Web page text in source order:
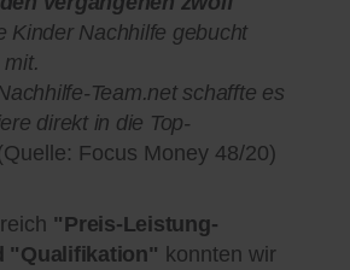
Kinder Nachhilfe gebucht
Team.net schaffte es
direkt in die Top-
Focus Money 48/20)
"Preis-Leistung-
"Qualifikation" konnten wir